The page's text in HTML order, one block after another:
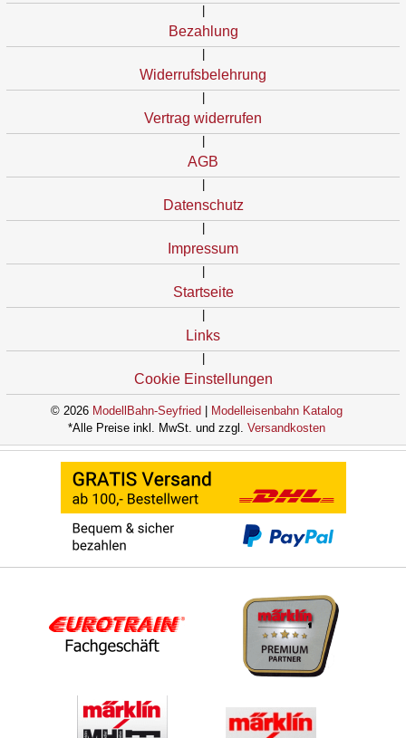
Bezahlung
Widerrufsbelehrung
Vertrag widerrufen
AGB
Datenschutz
Impressum
Startseite
Links
Cookie Einstellungen
© 2026 ModellBahn-Seyfried
Modelleisenbahn Katalog
*Alle Preise inkl. MwSt. und zzgl. Versandkosten